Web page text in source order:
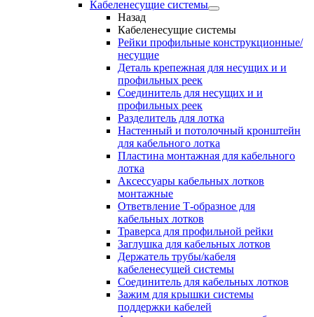
Кабеленесущие системы
Назад
Кабеленесущие системы
Рейки профильные конструкционные/
несущие
Деталь крепежная для несущих и и
профильных реек
Соединитель для несущих и и
профильных реек
Разделитель для лотка
Настенный и потолочный кронштейн
для кабельного лотка
Пластина монтажная для кабельного
лотка
Аксессуары кабельных лотков
монтажные
Ответвление Т-образное для
кабельных лотков
Траверса для профильной рейки
Заглушка для кабельных лотков
Держатель трубы/кабеля
кабеленесущей системы
Соединитель для кабельных лотков
Зажим для крышки системы
поддержки кабелей